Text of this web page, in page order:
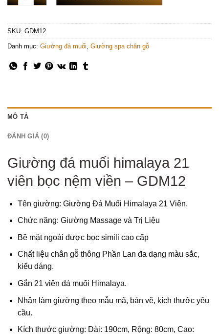
SKU: GDM12
Danh mục: Giường đá muối Giường spa chân gỗ
MÔ TẢ
ĐÁNH GIÁ (0)
Giường đá muối himalaya 21
viên bọc nệm viền – GDM12
Tên giường: Giường Đá Muối Himalaya 21 Viên.
Chức năng: Giường Massage và Trị Liệu
Bề mặt ngoài được bọc simili cao cấp
Chất liệu chân gỗ thông Phần Lan đa dạng màu sắc,
kiểu dáng.
Gắn 21 viên đá muối Himalaya.
Nhận làm giường theo mẫu mã, bản vẽ, kích thước yêu
cầu.
Kích thước giường: Dài: 190cm, Rộng: 80cm, Cao: